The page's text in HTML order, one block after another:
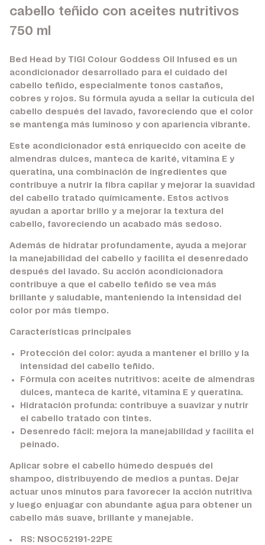
cabello teñido con aceites nutritivos
750 ml
Bed Head by TIGI Colour Goddess Oil Infused es un
acondicionador desarrollado para el cuidado del
cabello teñido, especialmente tonos castaños,
cobres y rojos. Su fórmula ayuda a sellar la cutícula del
cabello después del lavado, favoreciendo que el color
se mantenga más luminoso y con apariencia vibrante.
Este acondicionador está enriquecido con aceite de
almendras dulces, manteca de karité, vitamina E y
queratina, una combinación de ingredientes que
contribuye a nutrir la fibra capilar y mejorar la suavidad
del cabello tratado químicamente. Estos activos
ayudan a aportar brillo y a mejorar la textura del
cabello, favoreciendo un acabado más sedoso.
Además de hidratar profundamente, ayuda a mejorar
la manejabilidad del cabello y facilita el desenredado
después del lavado. Su acción acondicionadora
contribuye a que el cabello teñido se vea más
brillante y saludable, manteniendo la intensidad del
color por más tiempo.
Características principales
Protección del color: ayuda a mantener el brillo y la
intensidad del cabello teñido.
Fórmula con aceites nutritivos: aceite de almendras
dulces, manteca de karité, vitamina E y queratina.
Hidratación profunda: contribuye a suavizar y nutrir
el cabello tratado con tintes.
Desenredo fácil: mejora la manejabilidad y facilita el
peinado.
Aplicar sobre el cabello húmedo después del
shampoo, distribuyendo de medios a puntas. Dejar
actuar unos minutos para favorecer la acción nutritiva
y luego enjuagar con abundante agua para obtener un
cabello más suave, brillante y manejable.
RS: NSOC52191-22PE